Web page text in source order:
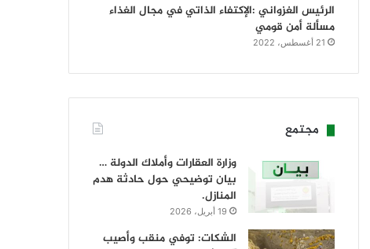
الرئيس الغزواني :الإكتفاء الذاتي في مجال الغذاء
مسألة أمن قومي
21 أغسطس، 2022
مجتمع
وزارة العقارات وأملاك الدولة …
بيان توضيحي حول حادثة هدم
المنازل.
19 أبريل، 2026
الشكات: توفي منقب وأصيب